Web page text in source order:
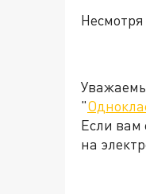
"
Если вам
на